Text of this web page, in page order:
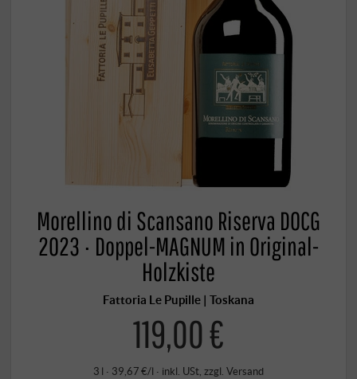
Morellino di Scansano Riserva DOCG
2023 · Doppel-MAGNUM in Original-
Holzkiste
Fattoria Le Pupille | Toskana
119,00 €
3 l · 39,67 €/l · inkl. USt , zzgl. Versand